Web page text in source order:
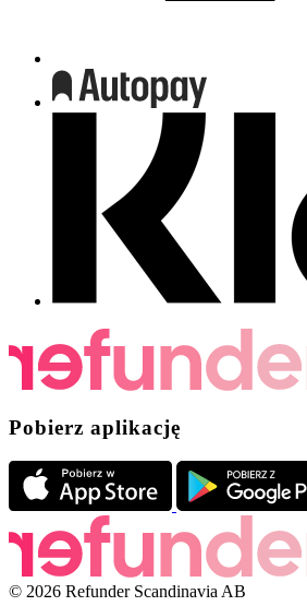
Pobierz aplikację
© 2026 Refunder Scandinavia AB